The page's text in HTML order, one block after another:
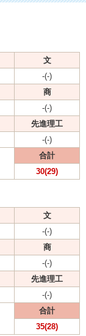
文
-(-)
商
-(-)
先進理工
-(-)
合計
30(29)
文
-(-)
商
-(-)
先進理工
-(-)
合計
35(28)